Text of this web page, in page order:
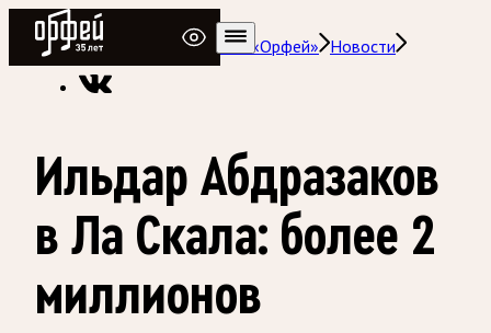
Радио Орфей
Радио классической музыки «Орфей» Новости
Ильдар Абдразаков
в Ла Скала: более 2
миллионов